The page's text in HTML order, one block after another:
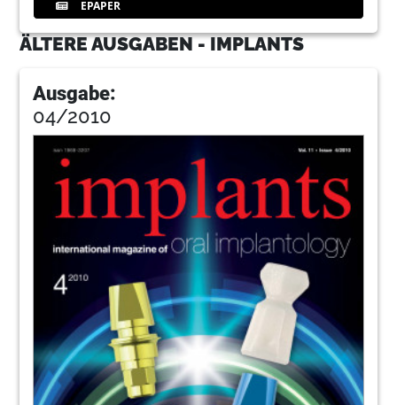
EPAPER
ÄLTERE AUSGABEN - IMPLANTS
Ausgabe:
04/2010